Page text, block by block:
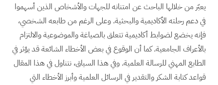
يعبّر من خلالها الباحث عن امتنانه للجهات والأشخاص الذين أسهموا
في دعم رحلته الأكاديمية والبحثية. وعلى الرغم من طابعه الشخصي،
فإنه يخضع لضوابط أكاديمية تتعلق بالصياغة والموضوعية والالتزام
بالأعراف الجامعية. كما أن الوقوع في بعض الأخطاء الشائعة قد يؤثر في
الطابع المهني للرسالة العلمية. وفي هذا السياق، نتناول في هذا المقال
قواعد كتابة الشكر والتقدير في الرسائل العلمية وأبرز الأخطاء التي